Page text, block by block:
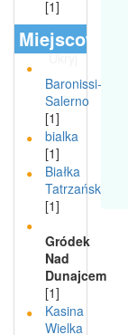
[1]
Miejscowości
Ukryj
Baronissi-
Salerno
[1]
bialka
[1]
Białka
Tatrzańska
[1]
Gródek
Nad
Dunajcem
[1]
Kasina
Wielka